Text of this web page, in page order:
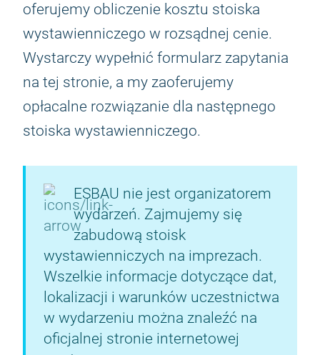
oferujemy obliczenie kosztu stoiska
wystawienniczego w rozsądnej cenie.
Wystarczy wypełnić formularz zapytania
na tej stronie, a my zaoferujemy
opłacalne rozwiązanie dla następnego
stoiska wystawienniczego.
ESBAU nie jest organizatorem
wydarzeń. Zajmujemy się
zabudową stoisk
wystawienniczych na imprezach.
Wszelkie informacje dotyczące dat,
lokalizacji i warunków uczestnictwa
w wydarzeniu można znaleźć na
oficjalnej stronie internetowej